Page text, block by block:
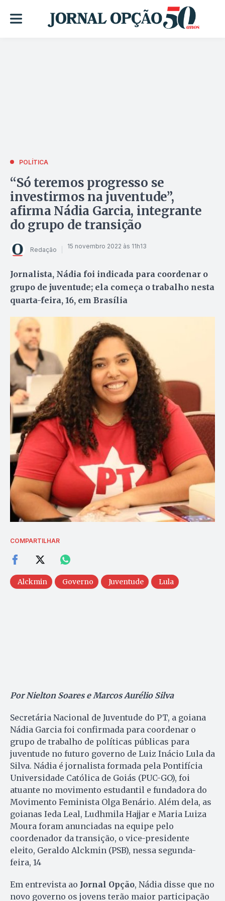
POLÍTICA
“Só teremos progresso se
investirmos na juventude”,
afirma Nádia Garcia, integrante
do grupo de transição
Redação 15 novembro 2022 às 11h13
Jornalista, Nádia foi indicada para coordenar o
grupo de juventude; ela começa o trabalho nesta
quarta-feira, 16, em Brasília
COMPARTILHAR
Alckmin Governo Juventude Lula
Por Nielton Soares e Marcos Aurélio Silva
Secretária Nacional de Juventude do PT, a goiana
Nádia Garcia foi confirmada para coordenar o
grupo de trabalho de políticas públicas para
juventude no futuro governo de Luiz Inácio Lula da
Silva. Nádia é jornalista formada pela Pontifícia
Universidade Católica de Goiás (PUC-GO), foi
atuante no movimento estudantil e fundadora do
Movimento Feminista Olga Benário. Além dela, as
goianas Ieda Leal, Ludhmila Hajjar e Maria Luiza
Moura foram anunciadas na equipe pelo
coordenador da transição, o vice-presidente
eleito, Geraldo Alckmin (PSB), nessa segunda-
feira, 14
Em entrevista ao Jornal Opção, Nádia disse que no
novo governo os jovens terão maior participação